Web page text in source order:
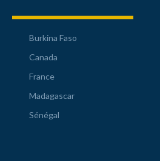
Burkina Faso
Canada
France
Madagascar
Sénégal